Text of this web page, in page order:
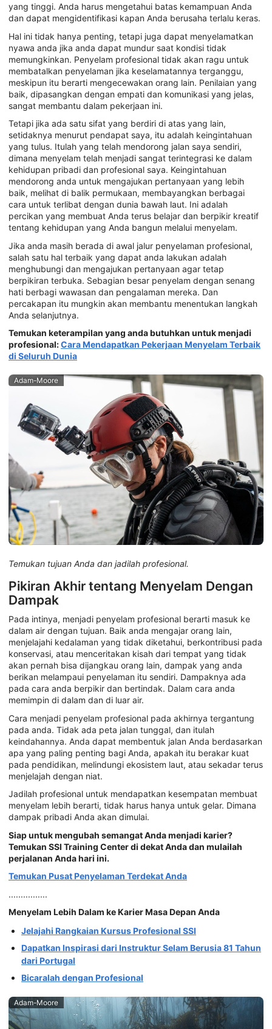
yang tinggi. Anda harus mengetahui batas kemampuan Anda
dan dapat mengidentifikasi kapan Anda berusaha terlalu keras.
Hal ini tidak hanya penting, tetapi juga dapat menyelamatkan
nyawa anda jika anda dapat mundur saat kondisi tidak
memungkinkan. Penyelam profesional tidak akan ragu untuk
membatalkan penyelaman jika keselamatannya terganggu,
meskipun itu berarti mengecewakan orang lain. Penilaian yang
baik, dipasangkan dengan empati dan komunikasi yang jelas,
sangat membantu dalam pekerjaan ini.
Tetapi jika ada satu sifat yang berdiri di atas yang lain,
setidaknya menurut pendapat saya, itu adalah keingintahuan
yang tulus. Itulah yang telah mendorong jalan saya sendiri,
dimana menyelam telah menjadi sangat terintegrasi ke dalam
kehidupan pribadi dan profesional saya. Keingintahuan
mendorong anda untuk mengajukan pertanyaan yang lebih
baik, melihat di balik permukaan, membayangkan berbagai
cara untuk terlibat dengan dunia bawah laut. Ini adalah
percikan yang membuat Anda terus belajar dan berpikir kreatif
tentang kehidupan yang Anda bangun melalui menyelam.
Jika anda masih berada di awal jalur penyelaman profesional,
salah satu hal terbaik yang dapat anda lakukan adalah
menghubungi dan mengajukan pertanyaan agar tetap
berpikiran terbuka. Sebagian besar penyelam dengan senang
hati berbagi wawasan dan pengalaman mereka. Dan
percakapan itu mungkin akan membantu menentukan langkah
Anda selanjutnya.
Temukan keterampilan yang anda butuhkan untuk menjadi
profesional:Cara Mendapatkan Pekerjaan Menyelam Terbaik
di Seluruh Dunia
Adam-Moore
Temukan tujuan Anda dan jadilah profesional.
Pikiran Akhir tentang Menyelam Dengan
Dampak
Pada intinya, menjadi penyelam profesional berarti masuk ke
dalam air dengan tujuan. Baik anda mengajar orang lain,
menjelajahi kedalaman yang tidak diketahui, berkontribusi pada
konservasi, atau menceritakan kisah dari tempat yang tidak
akan pernah bisa dijangkau orang lain, dampak yang anda
berikan melampaui penyelaman itu sendiri. Dampaknya ada
pada cara anda berpikir dan bertindak. Dalam cara anda
memimpin di dalam dan di luar air.
Cara menjadi penyelam profesional pada akhirnya tergantung
pada anda. Tidak ada peta jalan tunggal, dan itulah
keindahannya. Anda dapat membentuk jalan Anda berdasarkan
apa yang paling penting bagi Anda, apakah itu berakar kuat
pada pendidikan, melindungi ekosistem laut, atau sekadar terus
menjelajah dengan niat.
Jadilah profesional untuk mendapatkan kesempatan membuat
menyelam lebih berarti, tidak harus hanya untuk gelar. Dimana
dampak pribadi Anda akan dimulai.
Siap untuk mengubah semangat Anda menjadi karier?
Temukan SSI Training Center di dekat Anda dan mulailah
perjalanan Anda hari ini.
Temukan Pusat Penyelaman Terdekat Anda
................
Menyelam Lebih Dalam ke Karier Masa Depan Anda
Jelajahi Rangkaian Kursus Profesional SSI
Dapatkan Inspirasi dari Instruktur Selam Berusia 81 Tahun
dari Portugal
Bicaralah dengan Profesional
Adam-Moore